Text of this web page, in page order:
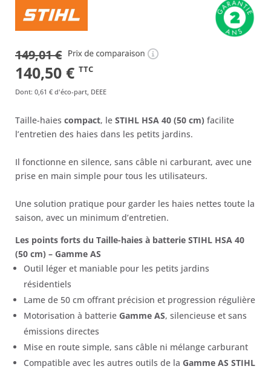
149,01€
Le
prix
était :
140,50 €Le
prix
est :
TTC
Dont: 0,61 € d'éco-part, DEEE
Taille-haies compact, le STIHL HSA 40 (50 cm) facilite
l’entretien des haies dans les petits jardins.
Il fonctionne en silence, sans câble ni carburant, avec une
prise en main simple pour tous les utilisateurs.
Une solution pratique pour garder les haies nettes toute la
saison, avec un minimum d’entretien.
Les points forts du Taille-haies à batterie STIHL HSA 40
(50 cm) – Gamme AS
Outil léger et maniable pour les petits jardins
résidentiels
Lame de 50 cm offrant précision et progression régulière
Motorisation à batterie Gamme AS, silencieuse et sans
émissions directes
Mise en route simple, sans câble ni mélange carburant
Compatible avec les autres outils de la Gamme AS STIHL